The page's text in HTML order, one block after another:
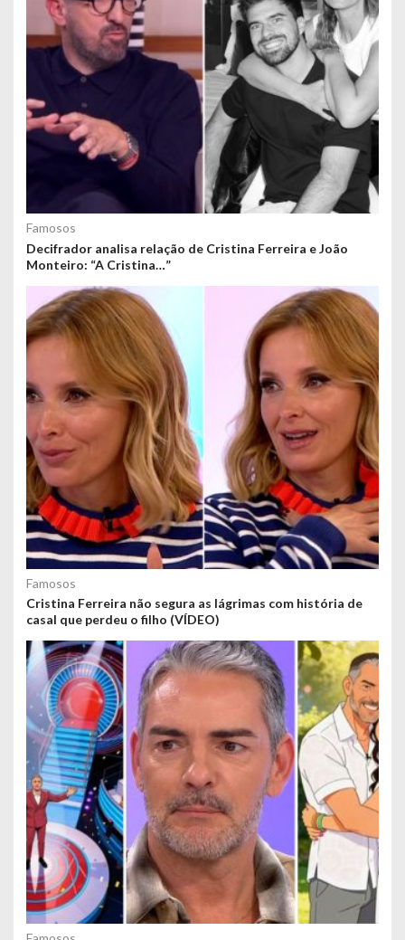
Famosos
Decifrador analisa relação de Cristina Ferreira e João
Monteiro: “A Cristina…”
Famosos
Cristina Ferreira não segura as lágrimas com história de
casal que perdeu o filho (VÍDEO)